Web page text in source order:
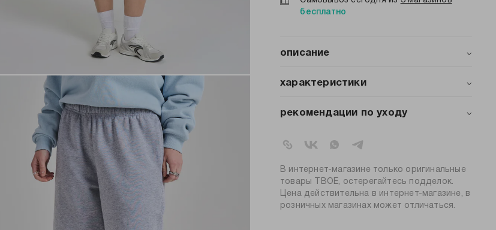
бесплатно
описание
стильная удлинённая модель с высокой
характеристики
цвет:
состав:
100% хлопок
силуэт:
свободный
тип посадки:
высокая
узор:
рекомендации по уходу
не отбеливать
барабанная сушка запрещена
сухая чистка запрещена
В интернет-магазине только оригинальные
товары ТВОЕ, остерегайтесь подделок.
Цена действительна в интернет-магазине, в
розничных магазинах может отличаться.